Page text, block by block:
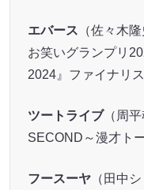
エバース （佐々木
お笑いグランプリ
2024』ファイナリ
ツートライブ（周
SECOND～漫才ト
フースーヤ（田中